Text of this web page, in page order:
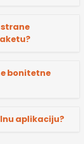
bonitetne
aplikaciju?